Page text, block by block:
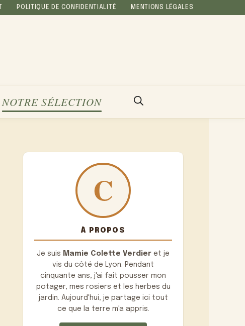
POLITIQUE DE CONFIDENTIALITÉ MENTIONS LÉGALES
NOTRE SÉLECTION
À PROPOS
Je suis Mamie Colette Verdier et je
vis du côté de Lyon. Pendant
cinquante ans, j'ai fait pousser mon
potager, mes rosiers et les herbes du
jardin. Aujourd'hui, je partage ici tout
ce que la terre m'a appris.